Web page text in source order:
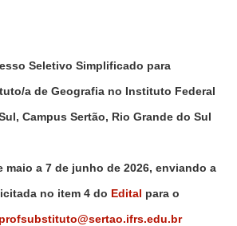
Seletivo Simplificado para
a de Geografia no Instituto Federal
Campus Sertão, Rio Grande do Sul
maio a 7 de junho de 2026, enviando a
no item 4 do Edital para o
profsubstituto@sertao.ifrs.edu.br